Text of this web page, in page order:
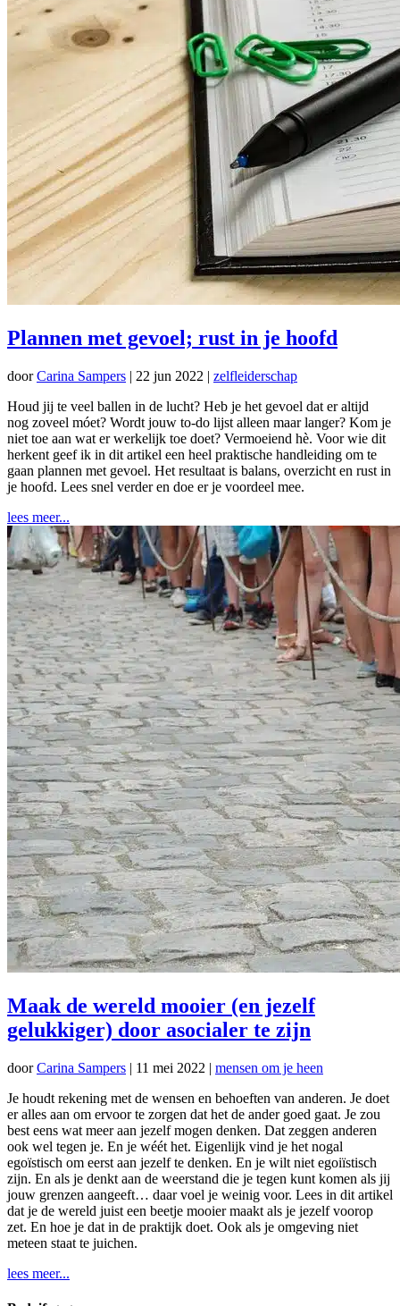
Plannen met gevoel; rust in je hoofd
doorCarina Sampers | 22 jun 2022 | zelfleiderschap
Houd jij te veel ballen in de lucht? Heb je het gevoel dat er altijd
nog zoveel móet? Wordt jouw to-do lijst alleen maar langer? Kom je
niet toe aan wat er werkelijk toe doet? Vermoeiend hè. Voor wie dit
herkent geef ik in dit artikel een heel praktische handleiding om te
gaan plannen met gevoel. Het resultaat is balans, overzicht en rust in
je hoofd. Lees snel verder en doe er je voordeel mee.
lees meer...
Maak de wereld mooier (en jezelf
gelukkiger) door asocialer te zijn
doorCarina Sampers | 11 mei 2022 | mensen om je heen
Je houdt rekening met de wensen en behoeften van anderen. Je doet
er alles aan om ervoor te zorgen dat het de ander goed gaat. Je zou
best eens wat meer aan jezelf mogen denken. Dat zeggen anderen
ook wel tegen je. En je wéét het. Eigenlijk vind je het nogal
egoïstisch om eerst aan jezelf te denken. En je wilt niet egoiïstisch
zijn. En als je denkt aan de weerstand die je tegen kunt komen als jij
jouw grenzen aangeeft… daar voel je weinig voor. Lees in dit artikel
dat je de wereld juist een beetje mooier maakt als je jezelf voorop
zet. En hoe je dat in de praktijk doet. Ook als je omgeving niet
meteen staat te juichen.
lees meer...